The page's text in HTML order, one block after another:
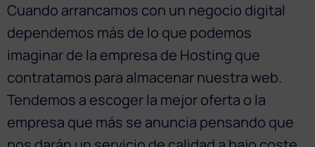
Cuando arrancamos con un negocio digital
dependemos más de lo que podemos
imaginar de la empresa de Hosting que
contratamos para almacenar nuestra web.
Tendemos a escoger la mejor oferta o la
empresa que más se anuncia pensando que